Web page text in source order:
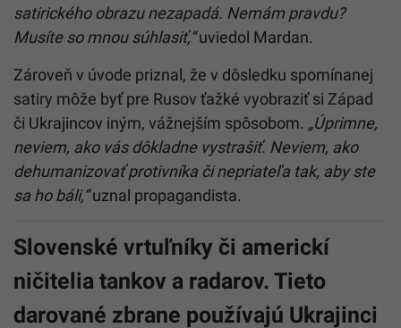
satirického obrazu nezapadá. Nemám pravdu?
Musíte so mnou súhlasiť,“uviedol Mardan.
Zároveň v úvode priznal, že v dôsledku spomínanej
satiry môže byť pre Rusov ťažké vyobraziť si Západ
či Ukrajincov iným, vážnejším spôsobom. „Úprimne,
neviem, ako vás dôkladne vystrašiť. Neviem, ako
dehumanizovať protivníka či nepriateľa tak, aby ste
sa ho báli,“uznal propagandista.
Slovenské vrtuľníky či americkí
ničitelia tankov a radarov. Tieto
darované zbrane používajú Ukrajinci